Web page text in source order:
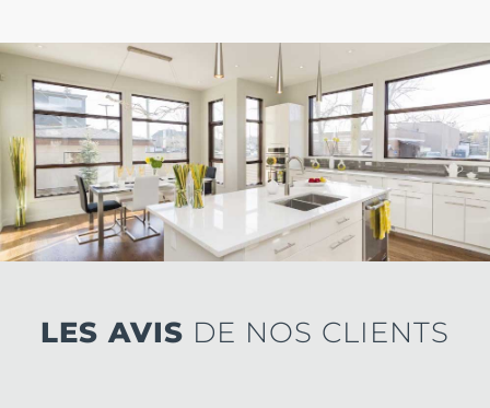
LES AVIS DE NOS CLIENTS